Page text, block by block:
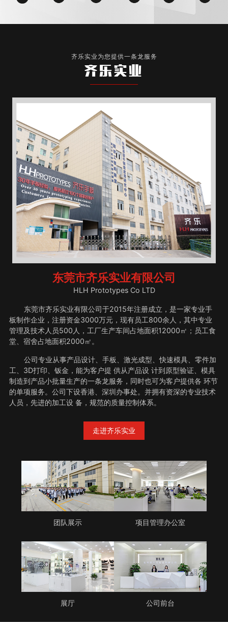
齐乐实业为您提供一条龙服务
齐乐实业
东莞市齐乐实业有限公司
HLH Prototypes Co LTD
东莞市齐乐实业有限公司于2015年注册成立，是一家专业手
板制作企业，注册资金3000万元，现有员工800余人，其中专业
管理及技术人员500人，工厂生产车间占地面积12000㎡；员工食
堂、宿舍占地面积2000㎡。
公司专业从事产品设计、手板、激光成型、快速模具、零件加
工、3D打印、钣金，能为客户提 供从产品设 计到原型验证、模具
制造到产品小批量生产的一条龙服务，同时也可为客户提供各 环节
的单项服务。公司下设香港、深圳办事处。并拥有资深的专业技术
人员，先进的加工设 备，规范的质量控制体系。
走进齐乐实业
团队展示 项目管理办公室
展厅 公司前台